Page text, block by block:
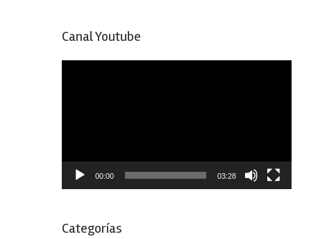
Canal Youtube
00:00 03:28
Categorías